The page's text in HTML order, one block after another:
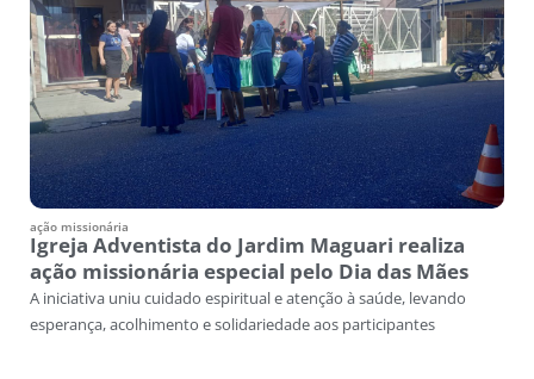
ação missionária
Igreja Adventista do Jardim Maguari realiza
ação missionária especial pelo Dia das Mães
A iniciativa uniu cuidado espiritual e atenção à saúde, levando
esperança, acolhimento e solidariedade aos participantes